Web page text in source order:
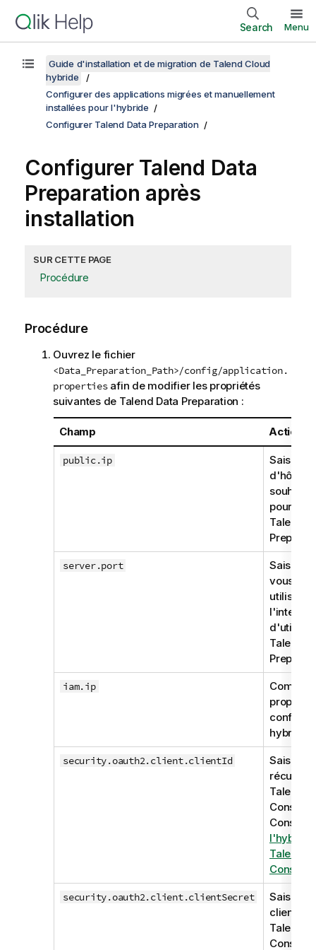
Search Menu
Guide d'installation et de migration de Talend Cloud
hybride
Configurer des applications migrées et manuellement
installées pour l'hybride
Configurer Talend Data Preparation
Configurer Talend Data
Preparation après
installation
SUR CETTE PAGE
Procédure
Procédure
Ouvrez le fichier
<Data_Preparation_Path>/config/application.
propertiesafin de modifier les propriétés
suivantes de Talend Data Preparation :
Champ Action
public.ip
d'hôte
pour
Talend
server.port
vous
utiliser
Talend
iam.ip
hybride.
security.oauth2.client.clientId
Talend
Console
l'hybride
Talend
Console
security.oauth2.client.clientSecret
client
Talend
Console